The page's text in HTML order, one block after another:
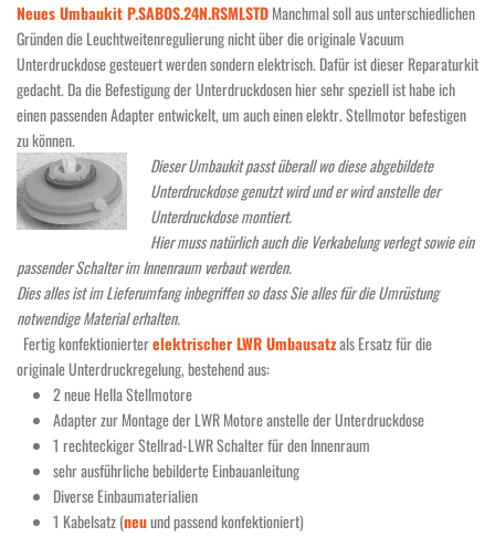
Neues Umbaukit P.SABOS.24N.RSMLSTDManchmal soll aus unterschiedlichen
Gründen die Leuchtweitenregulierung nicht über die originale Vacuum
Unterdruckdose gesteuert werden sondern elektrisch. Dafür ist dieser Reparaturkit
gedacht. Da die Befestigung der Unterdruckdosen hier sehr speziell ist habe ich
einen passenden Adapter entwickelt, um auch einen elektr. Stellmotor befestigen
zu können.
Dieser Umbaukit passt überall wo diese abgebildete
Unterdruckdose genutzt wird und er wird anstelle der
Unterdruckdose montiert.
Hier muss natürlich auch die Verkabelung verlegt sowie ein
passender Schalter im Innenraum verbaut werden.
Dies alles ist im Lieferumfang inbegriffen so dass Sie alles für die Umrüstung
notwendige Material erhalten.
Fertig konfektionierterelektrischer LWR Umbausatzals Ersatz für die
originale Unterdruckregelung, bestehend aus:
2 neue Hella Stellmotore
Adapter zur Montage der LWR Motore anstelle der Unterdruckdose
1 rechteckiger Stellrad-LWR Schalter für den Innenraum
sehr ausführliche bebilderte Einbauanleitung
Diverse Einbaumaterialien
1 Kabelsatz (neuund passend konfektioniert)